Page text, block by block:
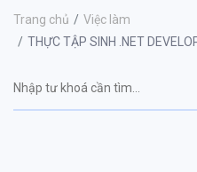
Trang chủ
Việc làm
THỰC TẬP SINH .NET